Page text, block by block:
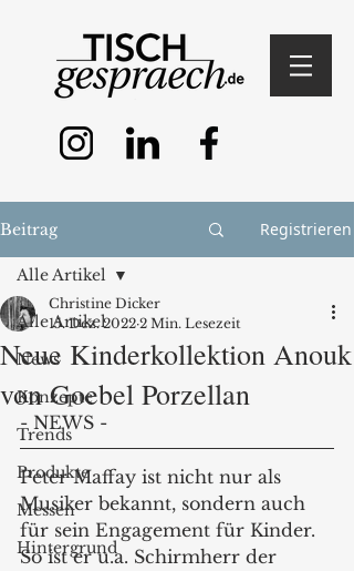
Beitrag Registrieren
Alle Artikel
News
Konzepte
Trends
Produkte
Messen
Hintergrund
Alle Artikel
Neue Kinderkollektion Anouk
von Goebel Porzellan
Christine Dicker
15. Dez. 2022 2 Min. Lesezeit
- NEWS -
Peter Maffay ist nicht nur als
Musiker bekannt, sondern auch
für sein Engagement für Kinder.
So ist er u.a. Schirmherr der